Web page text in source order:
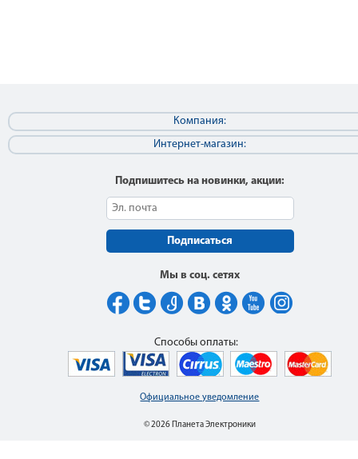
Компания:
Интернет-магазин:
Подпишитесь на новинки, акции:
Подписаться
Мы в соц. сетях
Официальное уведомление
© 2026 Планета Электроники
Способы оплаты: